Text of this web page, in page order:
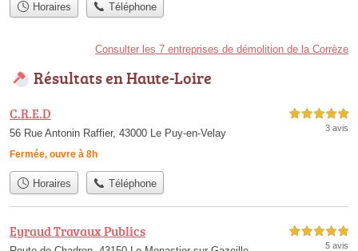
Horaires Téléphone
Consulter les 7 entreprises de démolition de la Corrèze
Résultats en Haute-Loire
C.R.E.D
56 Rue Antonin Raffier, 43000 Le Puy-en-Velay
Fermée, ouvre à 8h
5,0 étoiles sur 5
3 avis
Horaires Téléphone
Eyraud Travaux Publics 5,0 étoiles sur 5
5 avis